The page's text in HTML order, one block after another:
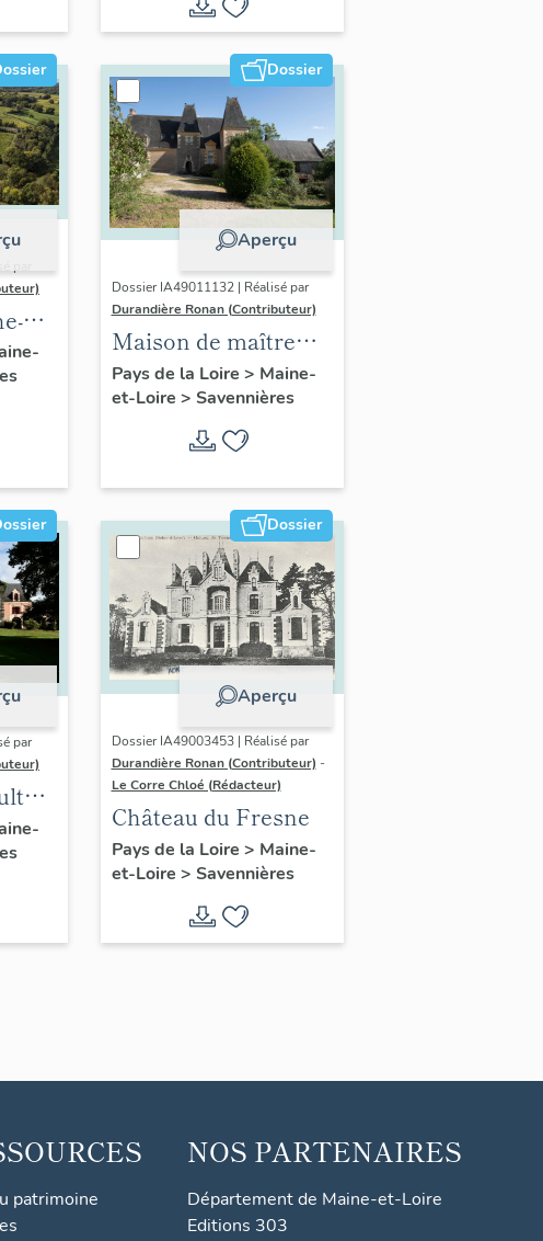
par
Dossier
Aperçu
Dossier IA49011132 | Réalisé par
Durandière Ronan (Contributeur)
Maison de maître
dite la Moinardière
ou la Mouillardière, 2
chemin de la Roche-
Pays de la Loire > Maine-
et-Loire > Savennières
par
du
Dossier
Aperçu
Dossier IA49003453 | Réalisé par
Durandière Ronan (Contributeur) -
Le Corre Chloé (Rédacteur)
Château du Fresne
Pays de la Loire > Maine-
et-Loire > Savennières
patrimoine
NOS PARTENAIRES
Département de Maine-et-Loire
Editions 303